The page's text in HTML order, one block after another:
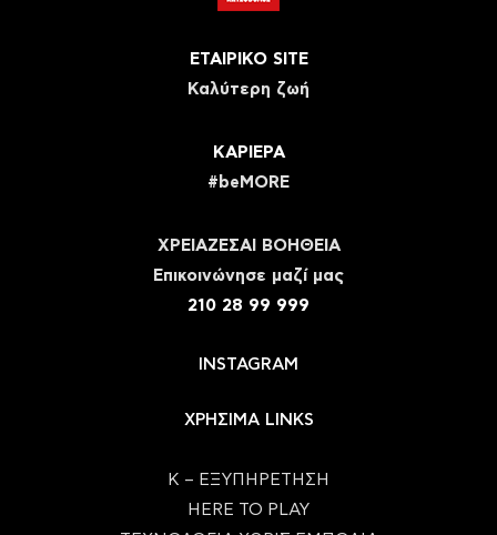
ΕΤΑΙΡΙΚΟ SITE
Καλύτερη ζωή
ΚΑΡΙΕΡΑ
#beMORE
ΧΡΕΙΑΖΕΣΑΙ ΒΟΗΘΕΙΑ
Eπικοινώνησε μαζί μας
210 28 99 999
INSTAGRAM
ΧΡΗΣΙΜΑ LINKS
Κ – ΕΞΥΠΗΡΕΤΗΣΗ
HERE TO PLAY